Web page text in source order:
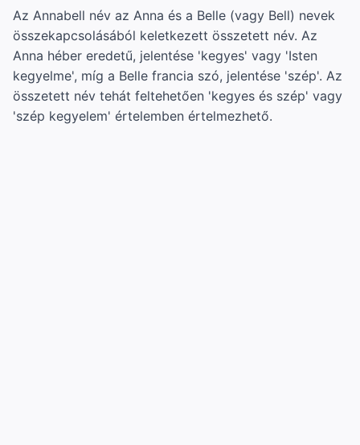
Az Annabell név az Anna és a Belle (vagy Bell) nevek
összekapcsolásából keletkezett összetett név. Az
Anna héber eredetű, jelentése 'kegyes' vagy 'Isten
kegyelme', míg a Belle francia szó, jelentése 'szép'. Az
összetett név tehát feltehetően 'kegyes és szép' vagy
'szép kegyelem' értelemben értelmezhető.